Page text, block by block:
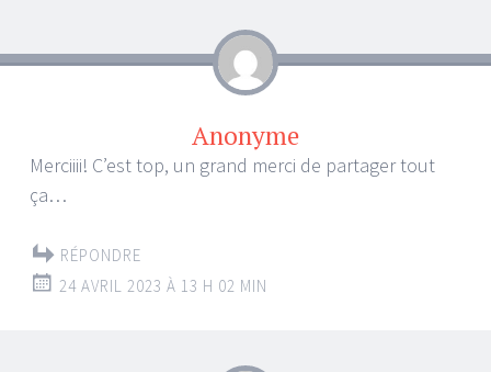
Anonyme
Merciiii! C’est top, un grand merci de partager tout
ça…
RÉPONDRE
24 AVRIL 2023 À 13 H 02 MIN